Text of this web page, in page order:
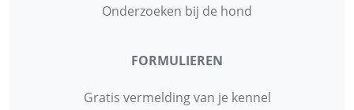
Onderzoeken bij de hond
FORMULIEREN
Gratis vermelding van je kennel